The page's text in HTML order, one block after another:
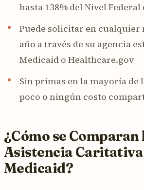
hasta 138% del Nivel Federal
Puede solicitar en cualquier
año a través de su agencia
Medicaid o Healthcare.gov
Sin primas en la mayoría de
poco o ningún costo
¿Cómo se Comparan
Asistencia
Medicaid?